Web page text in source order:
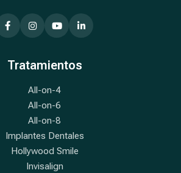
Tratamientos
All-on-4
All-on-6
All-on-8
Implantes Dentales
Hollywood Smile
Invisalign